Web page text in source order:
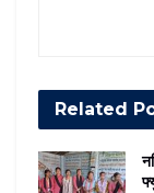
Related